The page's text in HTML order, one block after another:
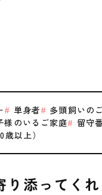
単身者
多頭飼いの
様のいるご家庭
留守
以上）
添ってく